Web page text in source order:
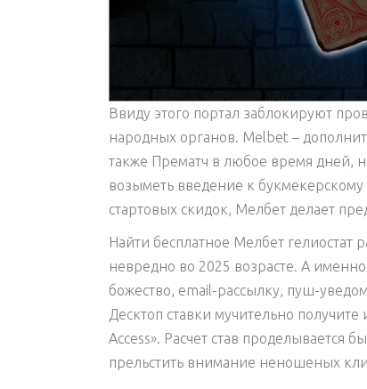
Ввиду этого портал заблокируют
народных органов. Melbet –
также Прематч в любое время дней,
возыметь введение к
стартовых скидок, Мелбет делает
Найти бесплатное Мелбет гелиостат
невредно во 2025 возрасте. А
божество, email-рассылку, пуш-
Десктоп ставки мучительно
Access». Расчет став проделывается
прельстить внимание неношеных